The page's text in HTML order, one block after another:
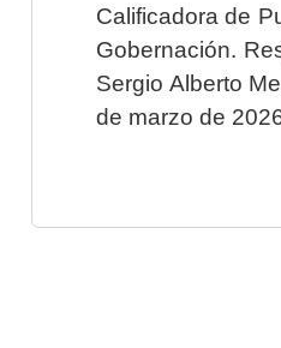
Calificadora de
Gobernación.
Sergio Alberto
de marzo de